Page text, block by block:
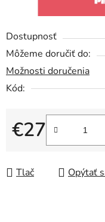
Dostupnosť
Môžeme doručiť do:
Možnosti doručenia
Kód:
€27
Jednotková cena:
Tlač Opýtať